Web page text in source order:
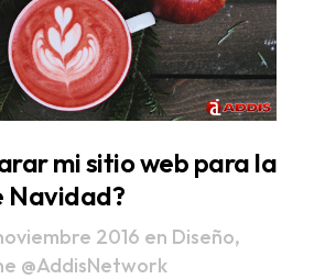
mi sitio web para la
Navidad?
2016 en Diseño,
@AddisNetwork